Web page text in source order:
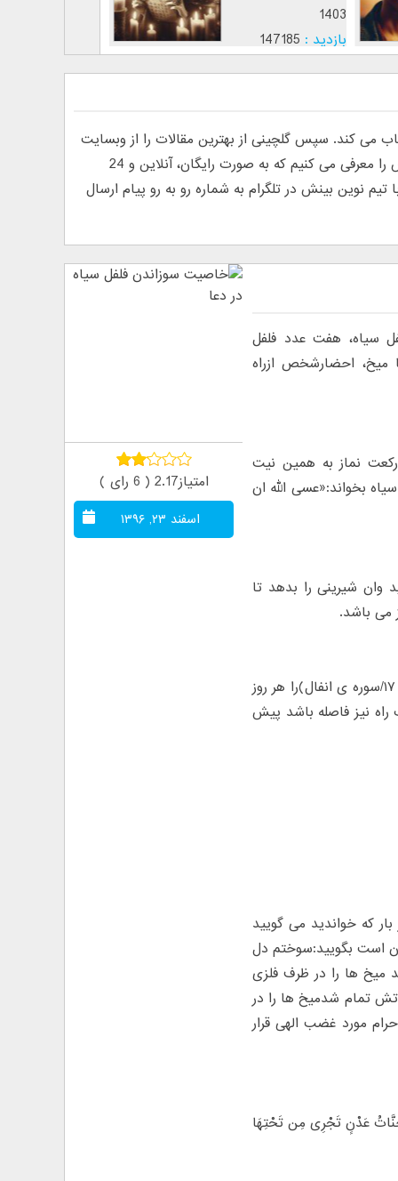
1403
بازدید : 147185
کند. سپس گلچینی از بهترین مقالات را از وبسایت
های فارسی و انگلیسی پیدا کرده و منتشر می کند. به دلیل درخواست خوانندگان مبنی بر معرفی روانشناس آنلاین، ما تیم نوین بینش را معرفی می کنیم که به صورت رایگان، آنلاین و 24
نوین بینش در تلگرام به شماره رو به رو پیام ارسال
امتیاز2.17 ( 6 رای )
اسفند ۲۳, ۱۳۹۶
سیاه، هفت عدد فلفل
میخ، احضارشخص ازراه
نماز به همین نیت
دانه فلفل سیاه بخواند:«عسی الله ان
هادِیُ » را بگوید وان شیرینی را بدهد تا
می باشد.
برای بدست اوردن محبت شخص مقابل،۲۷ دانه فلفل سیاه تهیه نموده و(ایه ی ۱۷/سوره ی انفال)را هر روز
.اگر هزار فرسنگ راه نیز فاصله باشد پیش
که خواندید می گویید
است بگویید:سوختم دل
۷ بار سوره ی یاسین را به ۷ میخ خواندید میخ ها را در ظرف فلزی
تمام شدمیخ ها را در
مورد غضب الهی قرار
جَنَّاتُ عَدْنٍ تَجْرِی مِن تَحْتِهَا